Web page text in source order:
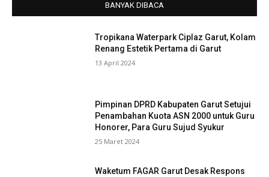
BANYAK DIBACA
Tropikana Waterpark Ciplaz Garut, Kolam
Renang Estetik Pertama di Garut
13 April 2024
Pimpinan DPRD Kabupaten Garut Setujui
Penambahan Kuota ASN 2000 untuk Guru
Honorer, Para Guru Sujud Syukur
25 Maret 2024
Waketum FAGAR Garut Desak Respons